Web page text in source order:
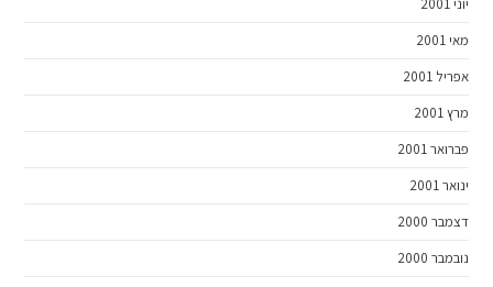
יוני 2001
מאי 2001
אפריל 2001
מרץ 2001
פברואר 2001
ינואר 2001
דצמבר 2000
נובמבר 2000